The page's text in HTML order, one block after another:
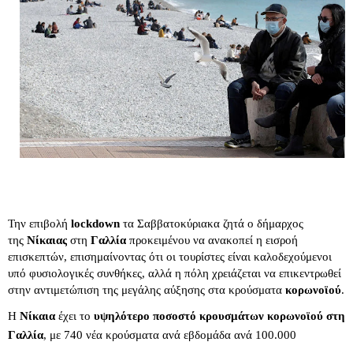
Την επιβολή lockdown τα Σαββατοκύριακα ζητά ο δήμαρχος
της Νίκαιας στη Γαλλία προκειμένου να ανακοπεί η εισροή
επισκεπτών, επισημαίνοντας ότι οι τουρίστες είναι καλοδεχούμενοι
υπό φυσιολογικές συνθήκες, αλλά η πόλη χρειάζεται να επικεντρωθεί
στην αντιμετώπιση της μεγάλης αύξησης στα κρούσματα κορωνοϊού.
Η Νίκαιαέχει το υψηλότερο ποσοστό κρουσμάτων κορωνοϊού στη
Γαλλία, με 740 νέα κρούσματα ανά εβδομάδα ανά 100.000